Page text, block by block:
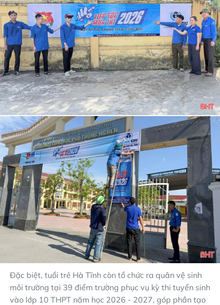
Đặc biệt, tuổi trẻ Hà Tĩnh còn tổ chức ra quân vệ sinh
môi trường tại 39 điểm trường phục vụ kỳ thi tuyển sinh
vào lớp 10 THPT năm học 2026 - 2027, góp phần tạo